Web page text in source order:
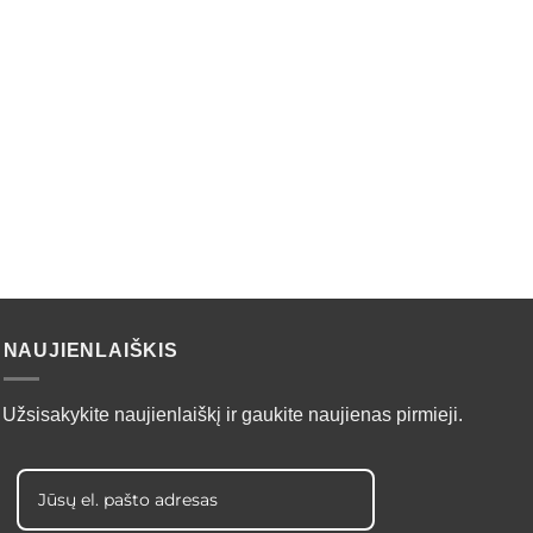
NAUJIENLAIŠKIS
Užsisakykite naujienlaiškį ir gaukite naujienas pirmieji.